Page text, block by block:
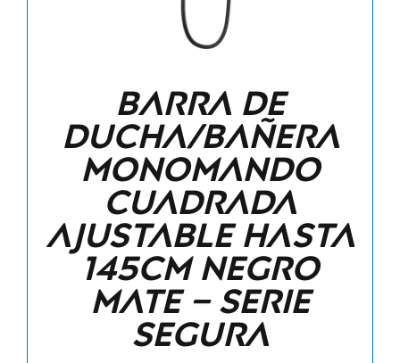
Barra de
ducha/bañera
monomando
cuadrada
ajustable hasta
145CM negro
mate – Serie
Segura